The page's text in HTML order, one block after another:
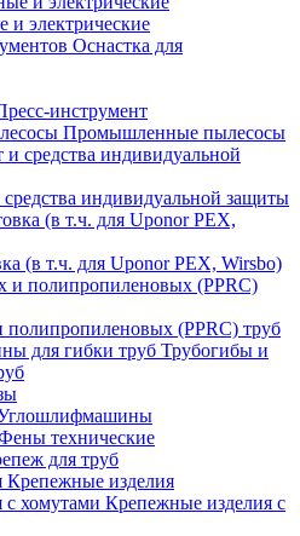
электрические
Оснастка для
инструмент
Промышленные пылесосы
индивидуальной защиты
(в т.ч. для Uponor PEX, Wirsbo)
полипропиленовых (PPRC) труб
Трубогибы и
технические
для труб
Крепежные изделия
Крепежные изделия с